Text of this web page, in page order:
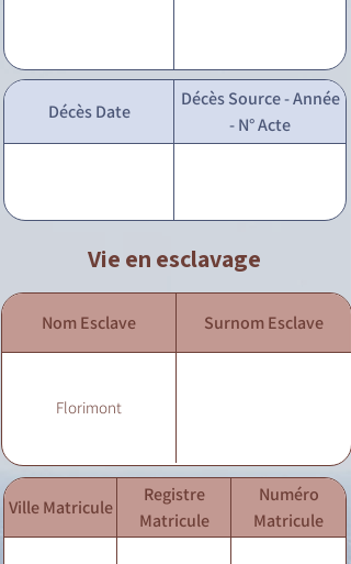
Décès Date
Décès Source - Année
- N° Acte
Vie en esclavage
Nom Esclave Surnom Esclave
Florimont
Ville Matricule
Registre
Matricule
Numéro
Matricule